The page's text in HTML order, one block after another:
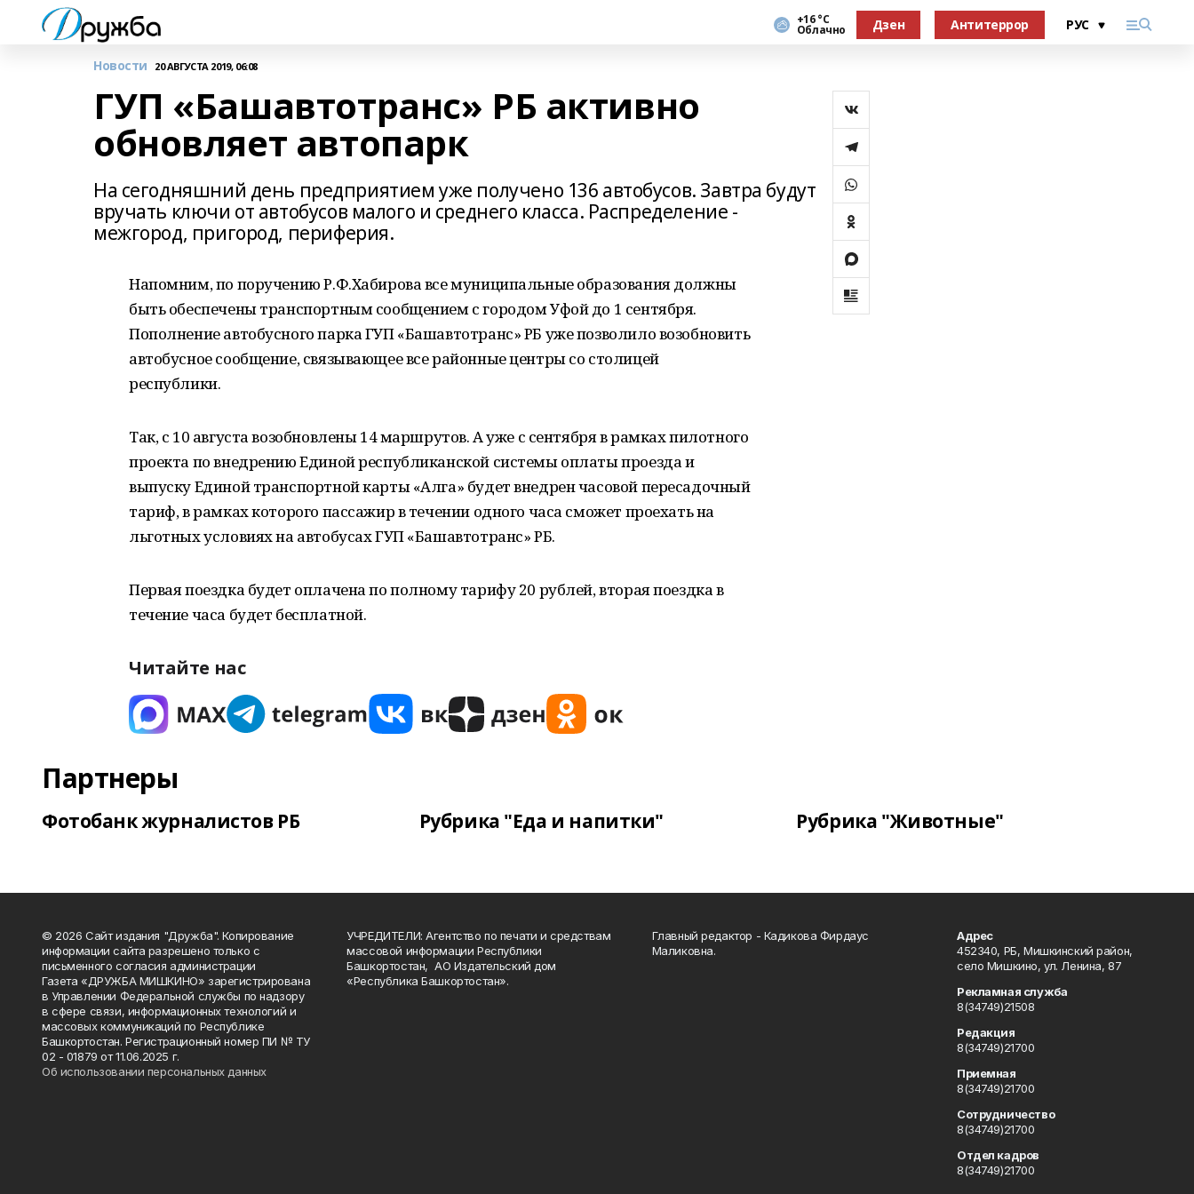
+16 °С
Облачно Дзен Антитеррор
Новости 20 АВГУСТА 2019, 06:08
ГУП «Башавтотранс» РБ активно
обновляет автопарк
На сегодняшний день предприятием уже получено 136 автобусов. Завтра будут
вручать ключи от автобусов малого и среднего класса. Распределение -
межгород, пригород, периферия.
Напомним, по поручению Р.Ф.Хабирова все муниципальные образования должны
быть обеспечены транспортным сообщением с городом Уфой до 1 сентября.
Пополнение автобусного парка ГУП «Башавтотранс» РБ уже позволило возобновить
автобусное сообщение, связывающее все районные центры со столицей
республики.
Так, с 10 августа возобновлены 14 маршрутов. А уже с сентября в рамках пилотного
проекта по внедрению Единой республиканской системы оплаты проезда и
выпуску Единой транспортной карты «Алга» будет внедрен часовой пересадочный
тариф, в рамках которого пассажир в течении одного часа сможет проехать на
льготных условиях на автобусах ГУП «Башавтотранс» РБ.
Первая поездка будет оплачена по полному тарифу 20 рублей, вторая поездка в
течение часа будет бесплатной.
Читайте нас
Партнеры
Фотобанк журналистов РБ Рубрика "Еда и напитки" Рубрика "Животные"
© 2026 Сайт издания "Дружба". Копирование
информации сайта разрешено только с
письменного согласия администрации
Газета «ДРУЖБА МИШКИНО» зарегистрирована
в Управлении Федеральной службы по надзору
в сфере связи, информационных технологий и
массовых коммуникаций по Республике
Башкортостан. Регистрационный номер ПИ № ТУ
02 - 01879 от 11.06.2025 г.
Об использовании персональных данных
УЧРЕДИТЕЛИ: Агентство по печати и средствам
массовой информации Республики
Башкортостан, АО Издательский дом
«Республика Башкортостан».
Главный редактор - Кадикова Фирдаус
Маликовна.
Адрес
452340, РБ, Мишкинский район,
село Мишкино, ул. Ленина, 87
Рекламная служба
8(34749)21508
Редакция
8(34749)21700
Приемная
8(34749)21700
Сотрудничество
8(34749)21700
Отдел кадров
8(34749)21700